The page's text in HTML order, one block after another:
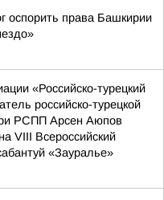
оспорить права Башкирии
«Российско-турецкий
российско-турецкой
РСПП Арсен Аюпов
VIII Всероссийский
«Зауралье»